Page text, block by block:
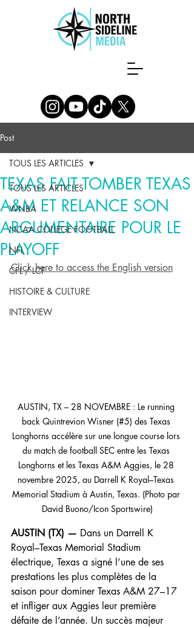
Post
TOUS LES ARTICLES
WNBA
NCAA COLLEGE FOOTBALL
NFL
CFL / LCF
HISTOIRE & CULTURE
INTERVIEW
TOUS LES ARTICLES
TEXAS FAIT TOMBER TEXAS
A&M ET RELANCE SON
ARGUMENTAIRE POUR LE
PLAYOFF
Click here to access the English version
AUSTIN, TX – 28 NOVEMBRE : Le running
back Quintrevion Wisner (#5) des Texas
Longhorns accélère sur une longue course lors
du match de football SEC entre les Texas
Longhorns et les Texas A&M Aggies, le 28
novembre 2025, au Darrell K Royal–Texas
Memorial Stadium à Austin, Texas. (Photo par
David Buono/Icon Sportswire)
AUSTIN (TX) — Dans un Darrell K
Royal–Texas Memorial Stadium
électrique, Texas a signé l’une de ses
prestations les plus complètes de la
saison pour dominer Texas A&M 27–17
et infliger aux Aggies leur première
défaite de l’année. Un succès majeur